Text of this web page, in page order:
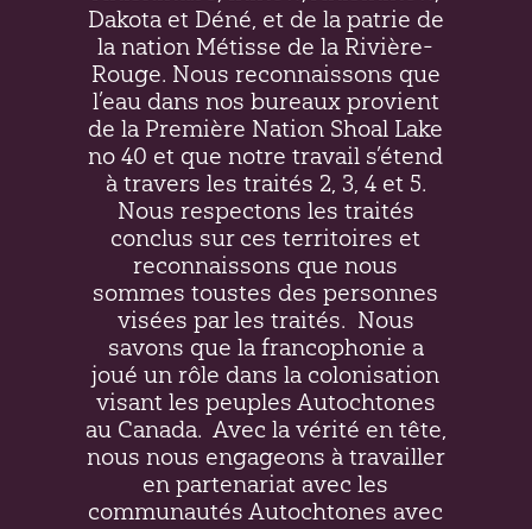
Dakota et Déné, et de la patrie de
la nation Métisse de la Rivière-
Rouge. Nous reconnaissons que
l’eau dans nos bureaux provient
de la Première Nation Shoal Lake
no 40 et que notre travail s’étend
à travers les traités 2, 3, 4 et 5.
Nous respectons les traités
conclus sur ces territoires et
reconnaissons que nous
sommes toustes des personnes
visées par les traités. Nous
savons que la francophonie a
joué un rôle dans la colonisation
visant les peuples Autochtones
au Canada. Avec la vérité en tête,
nous nous engageons à travailler
en partenariat avec les
communautés Autochtones avec